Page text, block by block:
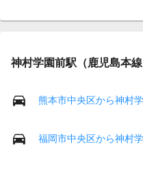
神村学園前駅（鹿児島本
熊本市中央区から神村
福岡市中央区から神村